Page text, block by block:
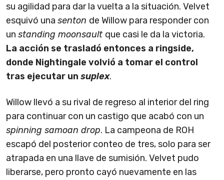
su agilidad para dar la vuelta a la situación. Velvet
esquivó una senton de Willow para responder con
un standing moonsault que casi le da la victoria.
La acción se trasladó entonces a ringside,
donde Nightingale volvió a tomar el control
tras ejecutar un suplex.
Willow llevó a su rival de regreso al interior del ring
para continuar con un castigo que acabó con un
spinning samoan drop. La campeona de ROH
escapó del posterior conteo de tres, solo para ser
atrapada en una llave de sumisión. Velvet pudo
liberarse, pero pronto cayó nuevamente en las